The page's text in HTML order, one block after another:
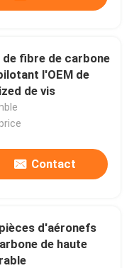
fibre de carbone
l'OEM de
de vis
Contact
d'aéronefs
de haute